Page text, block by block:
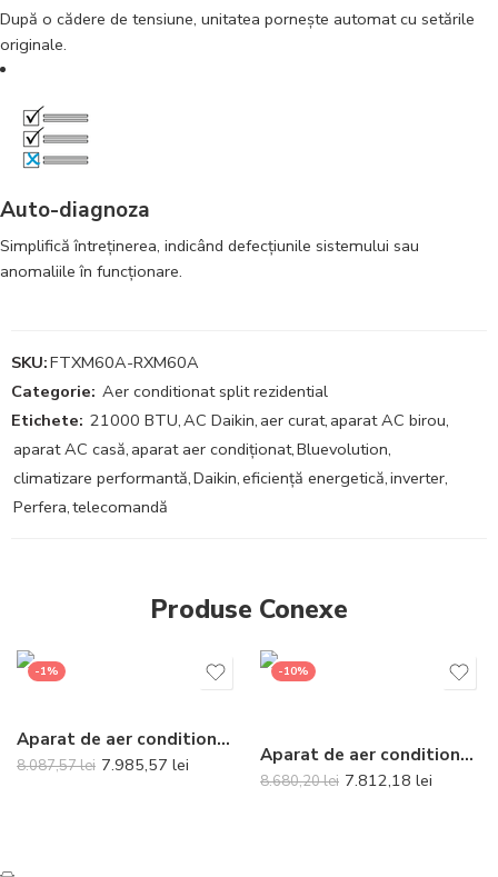
După o cădere de tensiune, unitatea porneşte automat cu setările
originale.
Auto-diagnoza
Simplifică întreţinerea, indicând defecţiunile sistemului sau
anomaliile în funcţionare.
SKU:FTXM60A-RXM60A
Categorie: Aer conditionat split rezidential
Etichete: 21000 BTU,AC Daikin, aer curat, aparat AC birou,
aparat AC casă, aparat aer condiționat,Bluevolution,
climatizare performantă,Daikin,eficiență energetică,inverter,
Perfera,telecomandă
Produse Conexe
-1%
Aparat de aer conditionat tip duct Gree Ultra Thin R32 GUD50P-A-T-GUD50W-NhA-T Inverter 18000 BTU
8.087,57lei 7.985,57 lei
-10%
Aparat de aer conditionat Daikin Emura Bluevolution FTXJ25AS-RXJ25A Inverter 9000 BTU Silver – Telecomanda inclusa
8.680,20lei 7.812,18 lei